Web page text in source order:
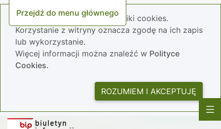
Przejdź do menu głównego
Nasza strona wykorzystuje pliki cookies.
Korzystanie z witryny oznacza zgodę na ich zapis
lub wykorzystanie.
Więcej informacji można znaleźć w Polityce
Cookies.
ROZUMIEM I AKCEPTUJĘ